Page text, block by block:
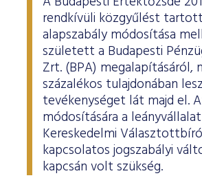
rendkívüli közgyűlést
alapszabály módosítása
született a Budapesti
Zrt. (BPA) megalapításáról,
százalékos tulajdonában
tevékenységet lát majd el.
módosítására a
Kereskedelmi
kapcsolatos jogszabályi
kapcsán volt szükség.